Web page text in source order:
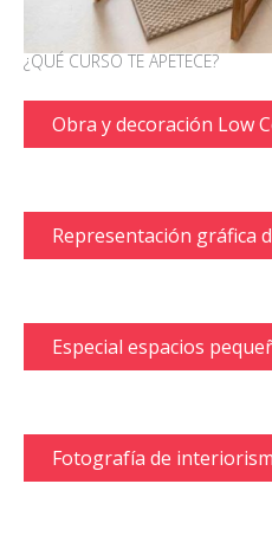
¿QUÉ CURSO TE APETECE?
Obra y decoración Low
Representación gráfica
Especial espacios
Fotografía de